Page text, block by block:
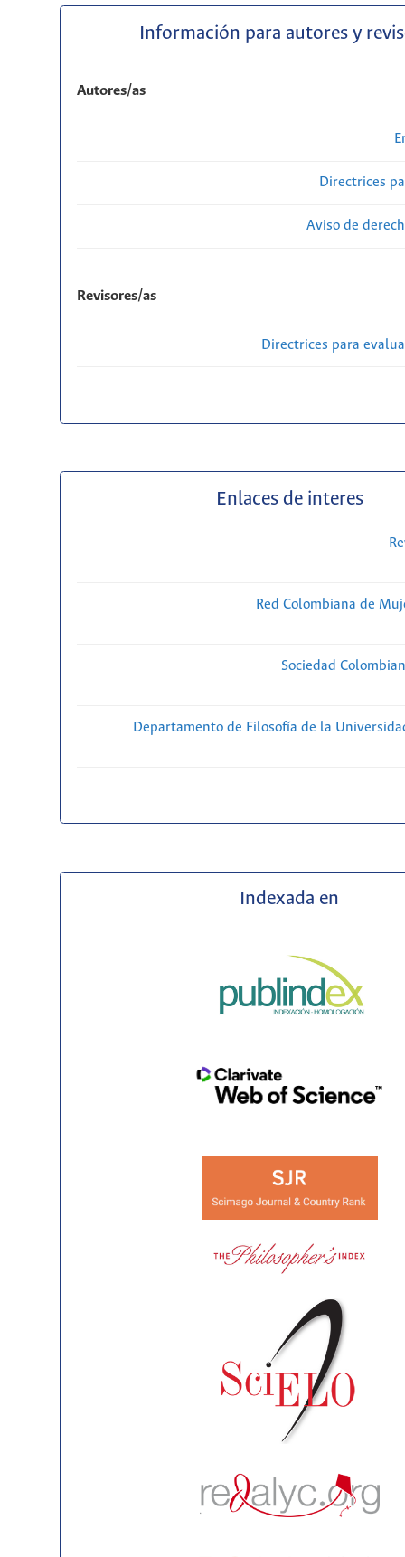
Información para autores y
Autores/as
Directrices
Aviso de
Revisores/as
Directrices para
Enlaces de interes
Red Colombiana de
Sociedad
Departamento de Filosofía de la
Indexada en